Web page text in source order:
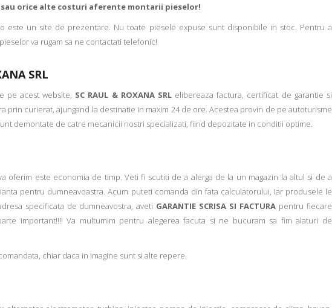
orice alte costuri aferente montarii pieselor!
este un site de prezentare. Nu toate piesele expuse sunt disponibile in stoc. Pentru a
va rugam sa ne contactati telefonic!
SRL
pe acest website, SC RAUL & ROXANA SRLelibereaza factura, certificat de garantie si
prin curierat, ajungand la destinatie in maxim 24 de ore. Acestea provin de pe autoturisme
demontate de catre mecanicii nostri specializati, fiind depozitate in conditii optime.
oferim este economia de timp. Veti fi scutiti de a alerga de la un magazin la altul si de a
pentru dumneavoastra. Acum puteti comanda din fata calculatorului, iar produsele le
specificata de dumneavostra, aveti GARANTIE SCRISA SI FACTURA pentru fiecare
important!!!! Va multumim pentru alegerea facuta si ne bucuram sa fim alaturi de
chiar daca in imagine sunt si alte repere.